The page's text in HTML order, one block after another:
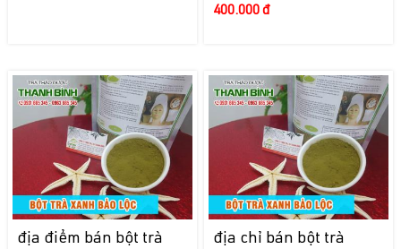
400.000 đ
địa điểm bán bột trà
địa chỉ bán bột trà